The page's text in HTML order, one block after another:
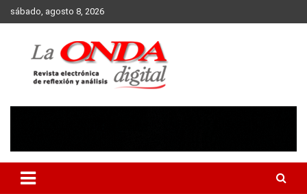
Skip
to
sábado, agosto 8, 2026